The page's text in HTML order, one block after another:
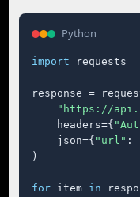
Python
import requests
response =
"https://
    headers={
    json={
"url" :
)
for item in